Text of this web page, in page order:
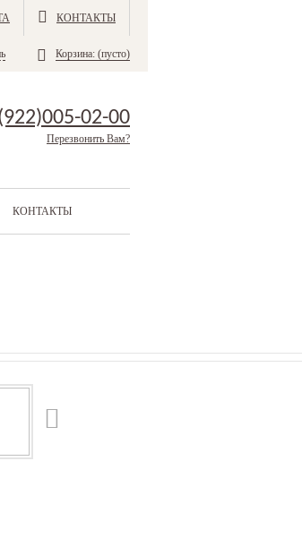
КОНТАКТЫ
Корзина: (пусто)
02-00
Перезвонить Вам?
КОНТАКТЫ